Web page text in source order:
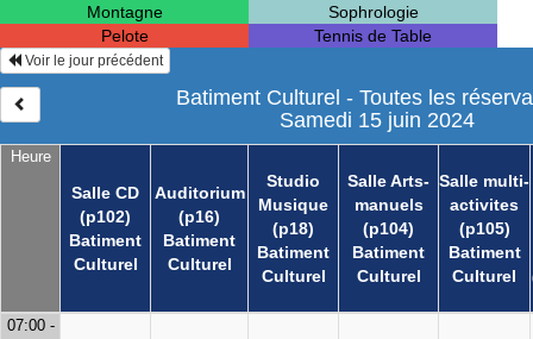
Montagne
Sophrologie
Pelote
Tennis de Table
Heure
Salle CD
(p102)
Batiment
Culturel
Auditorium
(p16)
Batiment
Culturel
Studio
Musique
(p18)
Batiment
Culturel
Salle Arts-
manuels
(p104)
Batiment
Culturel
Salle multi-
activites
(p105)
Batiment
Culturel
Voir le jour précédent
Batiment Culturel - Toutes les
Samedi 15 juin 2024
07:00 -